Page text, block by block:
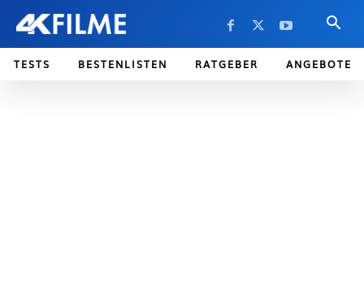
TESTS BESTENLISTEN RATGEBER ANGEBOTE